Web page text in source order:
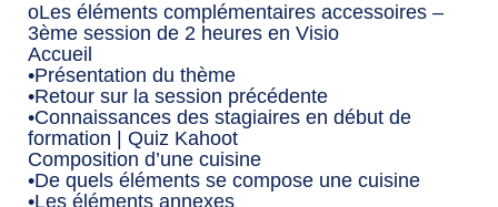
oLes éléments complémentaires accessoires –
3ème session de 2 heures en Visio
Accueil
•Présentation du thème
•Retour sur la session précédente
•Connaissances des stagiaires en début de
formation | Quiz Kahoot
Composition d’une cuisine
•De quels éléments se compose une cuisine
•Les éléments annexes